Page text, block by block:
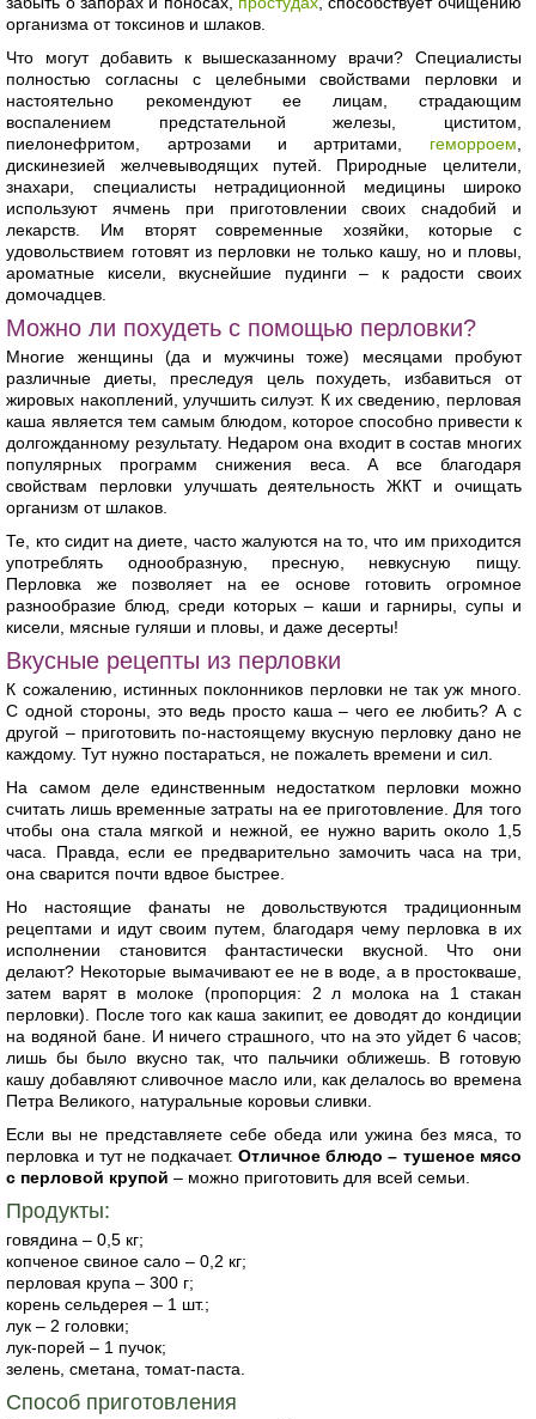
организма от токсинов и шлаков.
Что могут добавить к вышесказанному врачи? Специалисты
полностью согласны с целебными свойствами перловки и
настоятельно рекомендуют ее лицам, страдающим
воспалением предстательной железы, циститом,
пиелонефритом, артрозами и артритами, геморроем
дискинезией желчевыводящих путей. Природные целители,
знахари, специалисты нетрадиционной медицины широко
используют ячмень при приготовлении своих снадобий и
лекарств. Им вторят современные хозяйки, которые с
удовольствием готовят из перловки не только кашу, но и пловы,
ароматные кисели, вкуснейшие пудинги – к радости своих
домочадцев.
Можно ли похудеть с помощью перловки?
Многие женщины (да и мужчины тоже) месяцами пробуют
различные диеты, преследуя цель похудеть, избавиться от
жировых накоплений, улучшить силуэт. К их сведению, перловая
каша является тем самым блюдом, которое способно привести к
долгожданному результату. Недаром она входит в состав многих
популярных программ снижения веса. А все благодаря
свойствам перловки улучшать деятельность ЖКТ и очищать
организм от шлаков.
Те, кто сидит на диете, часто жалуются на то, что им приходится
употреблять однообразную, пресную, невкусную пищу.
Перловка же позволяет на ее основе готовить огромное
разнообразие блюд, среди которых – каши и гарниры, супы и
кисели, мясные гуляши и пловы, и даже десерты!
Вкусные рецепты из перловки
К сожалению, истинных поклонников перловки не так уж много.
С одной стороны, это ведь просто каша – чего ее любить? А с
другой – приготовить по-настоящему вкусную перловку дано не
каждому. Тут нужно постараться, не пожалеть времени и сил.
На самом деле единственным недостатком перловки можно
считать лишь временные затраты на ее приготовление. Для того
чтобы она стала мягкой и нежной, ее нужно варить около 1,5
часа. Правда, если ее предварительно замочить часа на три,
она сварится почти вдвое быстрее.
Но настоящие фанаты не довольствуются традиционным
рецептами и идут своим путем, благодаря чему перловка в их
исполнении становится фантастически вкусной. Что они
делают? Некоторые вымачивают ее не в воде, а в простокваше,
затем варят в молоке (пропорция: 2 л молока на 1 стакан
перловки). После того как каша закипит, ее доводят до кондиции
на водяной бане. И ничего страшного, что на это уйдет 6 часов;
лишь бы было вкусно так, что пальчики оближешь. В готовую
кашу добавляют сливочное масло или, как делалось во времена
Петра Великого, натуральные коровьи сливки.
Если вы не представляете себе обеда или ужина без мяса, то
перловка и тут не подкачает.Отличное блюдо – тушеное мясо
с перловой крупой – можно приготовить для всей семьи.
Продукты:
говядина – 0,5 кг;
копченое свиное сало – 0,2 кг;
перловая крупа – 300 г;
корень сельдерея – 1 шт.;
лук – 2 головки;
лук-порей – 1 пучок;
зелень, сметана, томат-паста.
Способ приготовления